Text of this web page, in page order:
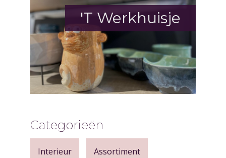
'T Werkhuisje
Categorieën
Interieur Assortiment